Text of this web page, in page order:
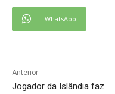
WhatsApp
Anterior
Jogador da Islândia faz